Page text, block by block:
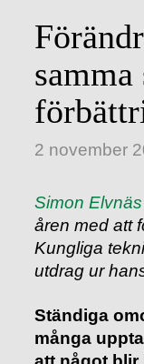
samma
2 november
Simon Elvnäs
åren med att
Kungliga
utdrag ur
Ständiga
många